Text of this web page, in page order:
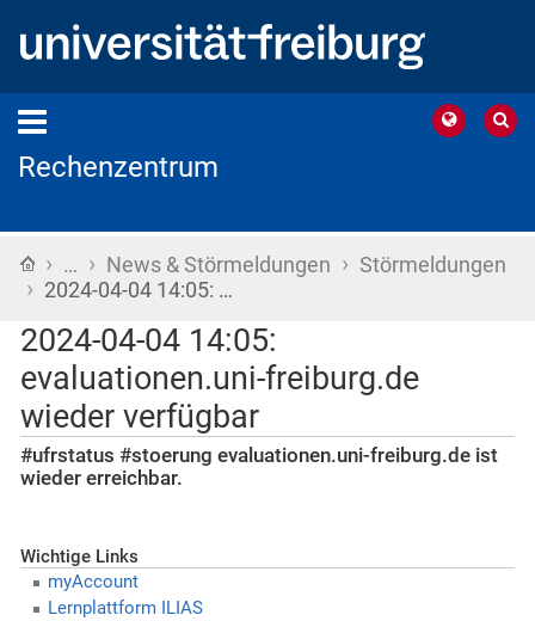
Rechenzentrum
Startseite
› … › News & Störmeldungen › Störmeldungen
› 2024-04-04 14:05: …
2024-04-04 14:05:
evaluationen.uni-freiburg.de
wieder verfügbar
#ufrstatus #stoerung evaluationen.uni-freiburg.de ist
wieder erreichbar.
Wichtige Links
myAccount
Lernplattform ILIAS